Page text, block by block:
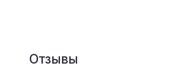
Отзывы